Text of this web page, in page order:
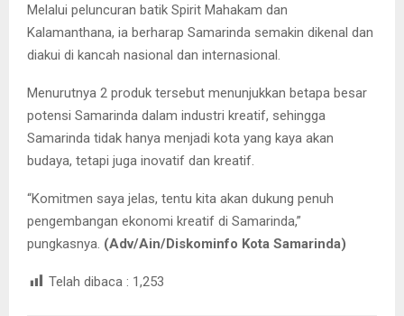
Melalui peluncuran batik Spirit Mahakam dan
Kalamanthana, ia berharap Samarinda semakin dikenal dan
diakui di kancah nasional dan internasional.
Menurutnya 2 produk tersebut menunjukkan betapa besar
potensi Samarinda dalam industri kreatif, sehingga
Samarinda tidak hanya menjadi kota yang kaya akan
budaya, tetapi juga inovatif dan kreatif.
“Komitmen saya jelas, tentu kita akan dukung penuh
pengembangan ekonomi kreatif di Samarinda,”
pungkasnya. (Adv/Ain/Diskominfo Kota Samarinda)
Telah dibaca : 1,253